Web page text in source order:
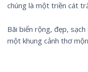
chúng là một triền cát
Bãi biển rộng, đẹp,
một khung cảnh thơ